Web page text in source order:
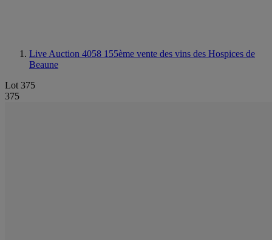
Live Auction 4058 155ème vente des vins des Hospices de
Beaune
Lot 375
375